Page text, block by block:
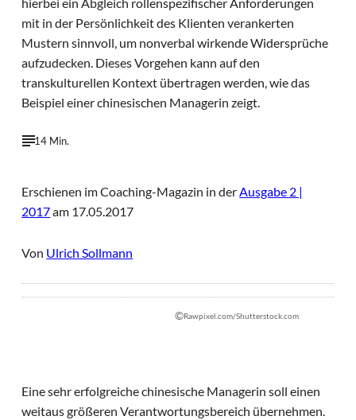
hierbei ein Abgleich rollenspezifischer Anforderungen
mit in der Persönlichkeit des Klienten verankerten
Mustern sinnvoll, um nonverbal wirkende Widersprüche
aufzudecken. Dieses Vorgehen kann auf den
transkulturellen Kontext übertragen werden, wie das
Beispiel einer chinesischen Managerin zeigt.
14 Min.
Erschienen im Coaching-Magazin in derAusgabe 2 |
2017am 17.05.2017
Von Ulrich Sollmann
©Rawpixel.com/Shutterstock.com
Eine sehr erfolgreiche chinesische Managerin soll einen
weitaus größeren Verantwortungsbereich übernehmen.